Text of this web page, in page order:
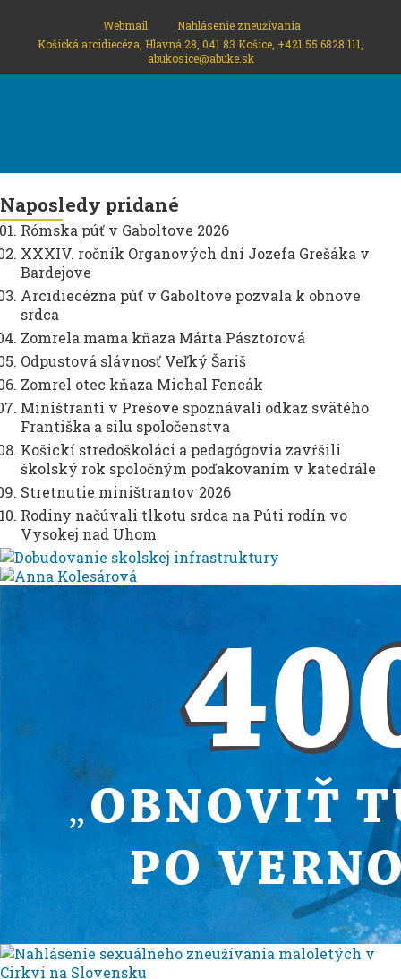
Webmail
Nahlásenie zneužívania
Košická arcidiecéza, Hlavná 28, 041 83 Košice, +421 55 6828 111,
abukosice@abuke.sk
Naposledy pridané
Rómska púť v Gaboltove 2026
XXXIV. ročník Organových dní Jozefa Grešáka v
Bardejove
Arcidiecézna púť v Gaboltove pozvala k obnove
srdca
Zomrela mama kňaza Márta Pásztorová
Odpustová slávnosť Veľký Šariš
Zomrel otec kňaza Michal Fencák
Miništranti v Prešove spoznávali odkaz svätého
Františka a silu spoločenstva
Košickí stredoškoláci a pedagógovia zavŕšili
školský rok spoločným poďakovaním v katedrále
Stretnutie miništrantov 2026
Rodiny načúvali tlkotu srdca na Púti rodín vo
Vysokej nad Uhom